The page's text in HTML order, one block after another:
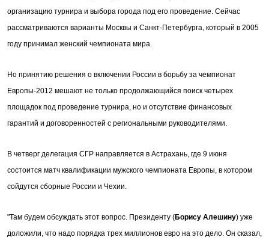
организацию турнира и выбора города под его проведение. Сейчас
рассматриваются варианты Москвы и Санкт-Петербурга, который в 2005
году принимал женский чемпионата мира.
Но принятию решения о включении России в борьбу за чемпионат
Европы-2012 мешают не только продолжающийся поиск четырех
площадок под проведение турнира, но и отсутствие финансовых
гарантий и договоренностей с региональными руководителями.
В четверг делегация СГР направляется в Астрахань, где 9 июня
состоится матч квалификации мужского чемпионата Европы, в котором
сойдутся сборные России и Чехии.
"Там будем обсуждать этот вопрос. Президенту (Борису Алешину) уже
доложили, что надо порядка трех миллионов евро на это дело. Он сказал,